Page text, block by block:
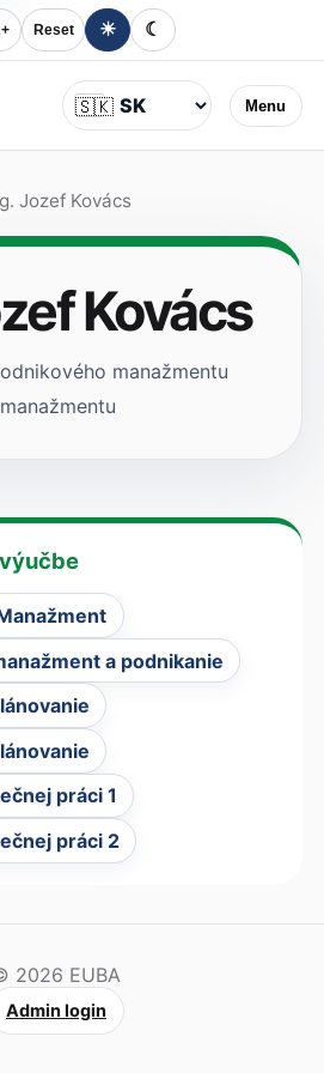
Reset ☀ ☾
Menu
Jazyk
🇸🇰
Jozef Kovács
Kovács
manažmentu
a podnikanie
práci 1
práci 2
2026 EUBA
Admin login